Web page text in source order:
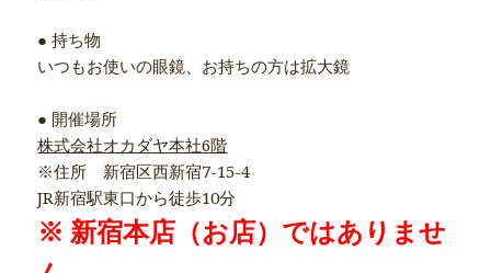
● 持ち物
いつもお使いの眼鏡、お持ちの方は拡大鏡
● 開催場所
株式会社オカダヤ本社6階
※住所 新宿区西新宿7-15-4
JR新宿駅東口から徒歩10分
※ 新宿本店（お店）ではありませ